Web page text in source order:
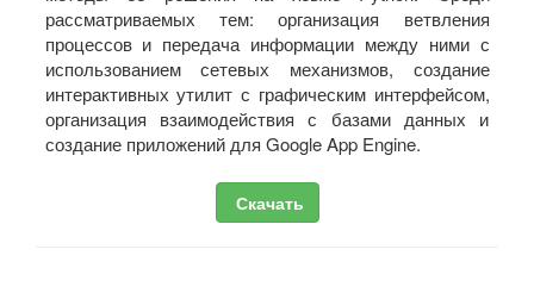
рассматриваемых тем: организация ветвления
процессов и передача информации между ними с
использованием сетевых механизмов, создание
интерактивных утилит с графическим интерфейсом,
организация взаимодействия с базами данных и
создание приложений для Google App Engine.
Скачать